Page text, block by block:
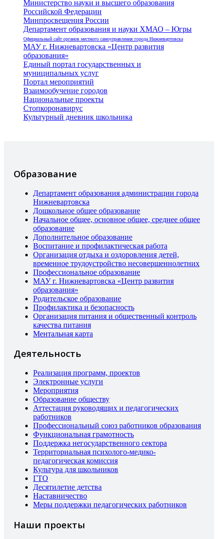
Министерство науки и высшего образования
Российской Федерации
Минпросвещения России
Департамент образования и науки ХМАО – Югры
Официальный сайт органов местного самоуправления города Нижневартовска
МАУ г. Нижневартовска «Центр развития
образования»
Единый портал государственных и
муниципальных услуг
Портал мероприятий
Взаимообучение городов
Национальные проекты
Стопкоронавирус
Культурный дневник школьника
Образование
Департамент образования администрации города
Нижневартовска
Дошкольное общее образование
Начальное общее, основное общее, среднее общее
образование
Дополнительное образование
Воспитание и профилактическая работа
Организация отдыха и оздоровления детей,
временное трудоустройство несовершеннолетних
Профессиональное образование
МАУ г. Нижневартовска «Центр развития
образования»
Родительское образование
Профилактика и безопасность
Организация питания и общественный контроль
качества питания
Ментальная карта
Деятельность
Реализация программ, проектов
Электронные услуги
Мероприятия
Образование обществу
Аттестация руководящих и педагогических
работников
Профессиональный союз работников образования
Функциональная грамотность
Поддержка негосударственного сектора
Территориальная психолого-медико-
педагогическая комиссия
Культура для школьников
ГТО
Десятилетие детства
Наставничество
Меры поддержки педагогических работников
Наши проекты